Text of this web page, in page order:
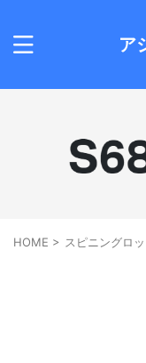
ア
HOME > スピニングロ